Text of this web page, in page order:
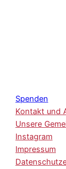
Spenden
Kontakt und
Unsere
Instagram
Impressum